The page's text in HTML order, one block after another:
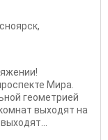
,
Мира.
геометрией
выходят на